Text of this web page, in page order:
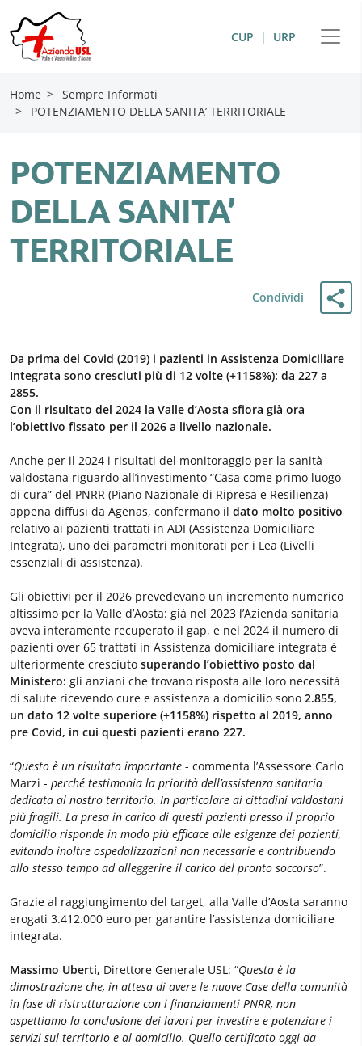
CUP | URP
Home > Sempre Informati
>
POTENZIAMENTO DELLA SANITA’ TERRITORIALE
POTENZIAMENTO
DELLA SANITA’
TERRITORIALE
Da prima del Covid (2019) i pazienti in Assistenza Domiciliare
Integrata sono cresciuti più di 12 volte (+1158%): da 227 a
2855.
Con il risultato del 2024 la Valle d’Aosta sfiora già ora
l’obiettivo fissato per il 2026 a livello nazionale.
Anche per il 2024 i risultati del monitoraggio per la sanità
valdostana riguardo all’investimento “Casa come primo luogo
di cura” del PNRR (Piano Nazionale di Ripresa e Resilienza)
appena diffusi da Agenas, confermano il dato molto positivo
relativo ai pazienti trattati in ADI (Assistenza Domiciliare
Integrata), uno dei parametri monitorati per i Lea (Livelli
essenziali di assistenza).
Gli obiettivi per il 2026 prevedevano un incremento numerico
altissimo per la Valle d’Aosta: già nel 2023 l’Azienda sanitaria
aveva interamente recuperato il gap, e nel 2024 il numero di
pazienti over 65 trattati in Assistenza domiciliare integrata è
ulteriormente cresciuto superando l’obiettivo posto dal
Ministero: gli anziani che trovano risposta alle loro necessità
di salute ricevendo cure e assistenza a domicilio sono 2.855,
un dato 12 volte superiore (+1158%) rispetto al 2019, anno
pre Covid, in cui questi pazienti erano 227.
“Questo è un risultato importante - commenta l’Assessore Carlo
Marzi - perché testimonia la priorità dell’assistenza sanitaria
dedicata al nostro territorio. In particolare ai cittadini valdostani
più fragili. La presa in carico di questi pazienti presso il proprio
domicilio risponde in modo più efficace alle esigenze dei pazienti,
evitando inoltre ospedalizzazioni non necessarie e contribuendo
allo stesso tempo ad alleggerire il carico del pronto soccorso”.
Grazie al raggiungimento del target, alla Valle d’Aosta saranno
erogati 3.412.000 euro per garantire l’assistenza domiciliare
integrata.
Massimo Uberti, Direttore Generale USL: “Questa è la
dimostrazione che, in attesa di avere le nuove Case della comunità
in fase di ristrutturazione con i finanziamenti PNRR, non
aspettiamo la conclusione dei lavori per investire e potenziare i
servizi sul territorio e al domicilio. Quello certificato oggi da
Condividi